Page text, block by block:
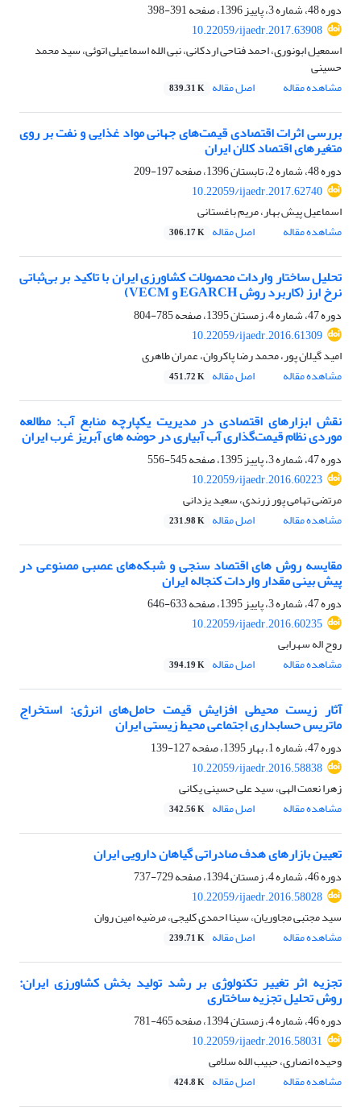
دوره 48، شماره 3، پاییز 1396، صفحه
391-398
10.22059/ijaedr.2017.63908
اسمعیل ابونوری، احمد فتاحی اردکانی، نبی الله اسماعیلی اتوئی، سید محمد
حسینی
مشاهده مقاله
اصل مقاله 839.31 K
بررسی اثرات اقتصادی قیمت‌های جهانی مواد غذایی و نفت بر روی
متغیرهای اقتصاد کلان ایران
دوره 48، شماره 2، تابستان 1396، صفحه
197-209
10.22059/ijaedr.2017.62740
اسماعیل پیش بهار، مریم باغستانی
مشاهده مقاله
اصل مقاله 306.17 K
تحلیل ساختار واردات محصولات کشاورزی ایران با تاکید بر بی‌ثباتی
نرخ ارز (کاربرد روش EGARCH و VECM)
دوره 47، شماره 4، زمستان 1395، صفحه
785-804
10.22059/ijaedr.2016.61309
امید گیلان پور، محمد رضا پاکروان، عمران طاهری
مشاهده مقاله
اصل مقاله 451.72 K
نقش ابزارهای اقتصادی در مدیریت یکپارچه منابع آب: مطالعه
موردی نظام قیمت‌گذاری آب آبیاری در حوضه های آبریز غرب ایران
دوره 47، شماره 3، پاییز 1395، صفحه
545-556
10.22059/ijaedr.2016.60223
مرتضی تهامی پور زرندی، سعید یزدانی
مشاهده مقاله
اصل مقاله 231.98 K
مقایسه روش های اقتصاد سنجی و شبکه‌های عصبی مصنوعی در
پیش بینی مقدار واردات کنجاله ایران
دوره 47، شماره 3، پاییز 1395، صفحه
633-646
10.22059/ijaedr.2016.60235
روح اله سهرابی
مشاهده مقاله
اصل مقاله 394.19 K
آثار زیست محیطی افزایش قیمت حامل‌های انرژی: استخراج
ماتریس حسابداری اجتماعی ‌محیط زیستی ایران
دوره 47، شماره 1، بهار 1395، صفحه
127-139
10.22059/ijaedr.2016.58838
زهرا نعمت الهی، سید علی حسینی یکانی
مشاهده مقاله
اصل مقاله 342.56 K
تعیین بازارهای هدف صادراتی گیاهان دارویی ایران
دوره 46، شماره 4، زمستان 1394، صفحه
729-737
10.22059/ijaedr.2016.58028
سید مجتبی مجاوریان، سینا احمدی کلیجی، مرضیه امین روان
مشاهده مقاله
اصل مقاله 239.71 K
تجزیه اثر تغییر تکنولوژی بر رشد تولید بخش کشاورزی ایران:
روش تحلیل تجزیه ساختاری
دوره 46، شماره 4، زمستان 1394، صفحه
465-781
10.22059/ijaedr.2016.58031
وحیده انصاری، حبیب الله سلامی
مشاهده مقاله
اصل مقاله 424.8 K